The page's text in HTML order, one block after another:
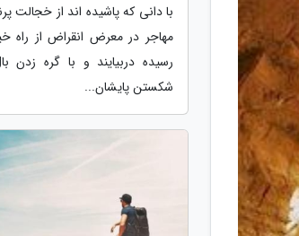
با دانی که پاشیده اند از خجالت
مهاجر در معرض انقراض از راه
رسیده دربیایند و با گره زدن
شکستن پایشان...